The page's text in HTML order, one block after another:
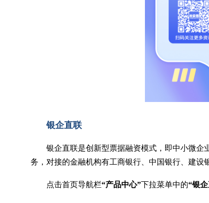
银企直联
银企直联是创新型票据融资模式，即中小微企
务，对接的金融机构有工商银行、中国银行、 建设
点击首页导航栏“产品中心”下拉菜单中的“银